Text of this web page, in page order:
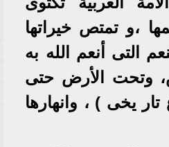
،و تمتص خيراتها
التى أنعم الله به
وتحت الأرض حتى
يخى ) ، وانهارها